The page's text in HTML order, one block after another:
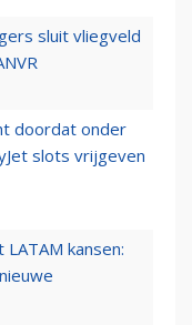
sluit vliegveld
doordat onder
slots vrijgeven
kansen: